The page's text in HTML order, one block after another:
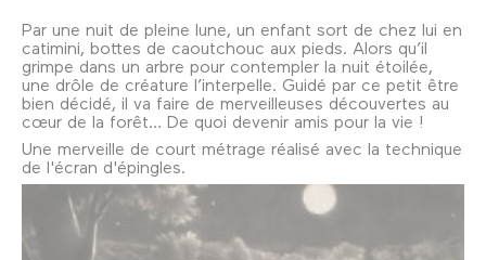
Par une nuit de pleine lune, un enfant sort de chez lui en
catimini, bottes de caoutchouc aux pieds. Alors qu’il
grimpe dans un arbre pour contempler la nuit étoilée,
une drôle de créature l’interpelle. Guidé par ce petit être
bien décidé, il va faire de merveilleuses découvertes au
cœur de la forêt… De quoi devenir amis pour la vie !
Une merveille de court métrage réalisé avec la technique
de l'écran d'épingles.